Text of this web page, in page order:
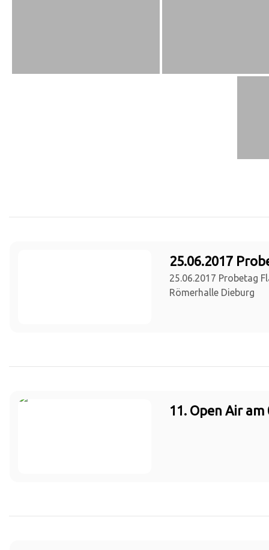
25.06.2017
25.06.2017 Probetag
Römerhalle Dieburg
11. Open Air am